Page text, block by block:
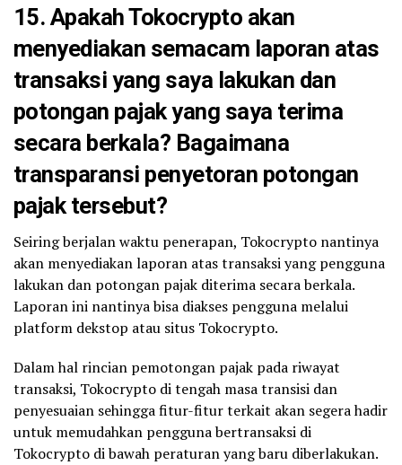
15. Apakah Tokocrypto akan
menyediakan semacam laporan atas
transaksi yang saya lakukan dan
potongan pajak yang saya terima
secara berkala? Bagaimana
transparansi penyetoran potongan
pajak tersebut?
Seiring berjalan waktu penerapan, Tokocrypto nantinya
akan menyediakan laporan atas transaksi yang pengguna
lakukan dan potongan pajak diterima secara berkala.
Laporan ini nantinya bisa diakses pengguna melalui
platform dekstop atau situs Tokocrypto.
Dalam hal rincian pemotongan pajak pada riwayat
transaksi, Tokocrypto di tengah masa transisi dan
penyesuaian sehingga fitur-fitur terkait akan segera hadir
untuk memudahkan pengguna bertransaksi di
Tokocrypto di bawah peraturan yang baru diberlakukan.